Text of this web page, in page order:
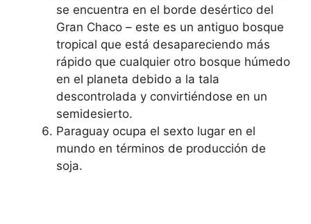
se encuentra en el borde desértico del
Gran Chaco – este es un antiguo bosque
tropical que está desapareciendo más
rápido que cualquier otro bosque húmedo
en el planeta debido a la tala
descontrolada y convirtiéndose en un
semidesierto.
Paraguay ocupa el sexto lugar en el
mundo en términos de producción de
soja.